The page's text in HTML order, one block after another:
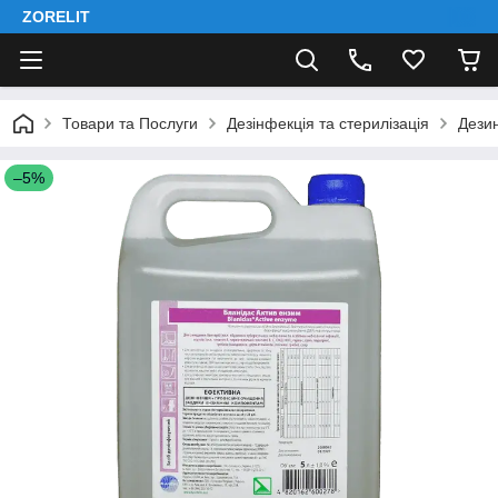
ZORELIT
Товари та Послуги Дезінфекція та стерилізація
–5%